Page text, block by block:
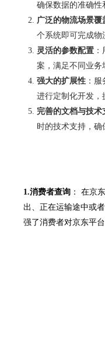
确保数据的准确性
广泛的物流场景覆
个系统即可完成物
灵活的参数配置
案，满足不同业务
强大的扩展性 ：
进行定制化开发，
完善的文档与技术
时的技术支持，确
1.消费者查询 ： 在京
出、正在运输途中或
强了消费者对京东平